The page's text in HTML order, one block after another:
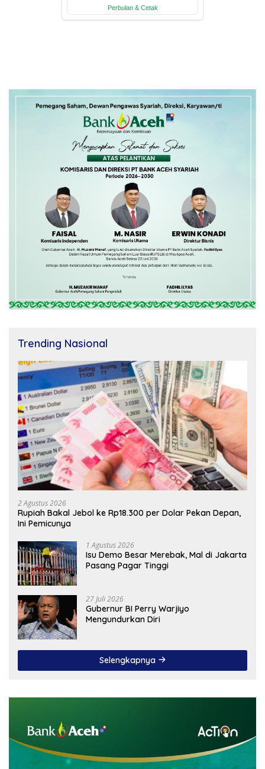
Trending Nasional
2 Agustus 2026
Rupiah Bakal Jebol ke Rp18.300 per Dolar Pekan Depan,
Ini Pemicunya
1 Agustus 2026
Isu Demo Besar Merebak, Mal di Jakarta
Pasang Pagar Tinggi
27 Juli 2026
Gubernur BI Perry Warjiyo
Mengundurkan Diri
Selengkapnya